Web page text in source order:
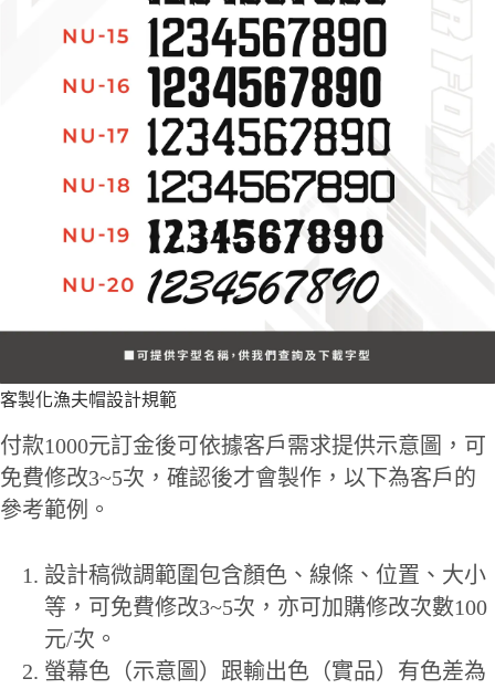
客製化漁夫帽設計規範
付款1000元訂金後可依據客戶需求提供示意圖，可
免費修改3~5次，確認後才會製作，以下為客戶的
參考範例。
設計稿微調範圍包含顏色、線條、位置、大小
等，可免費修改3~5次，亦可加購修改次數100
元/次。
螢幕色（示意圖）跟輸出色（實品）有色差為